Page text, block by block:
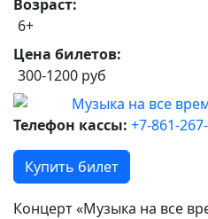
Возраст:
6+
Цена билетов:
300-1200 руб
Телефон кассы: +7-861-
Купить билет
Концерт «Музыка на все